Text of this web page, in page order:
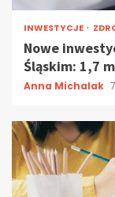
INWESTYCJE
Nowe
Śląskim: 1,7
Anna Michalak